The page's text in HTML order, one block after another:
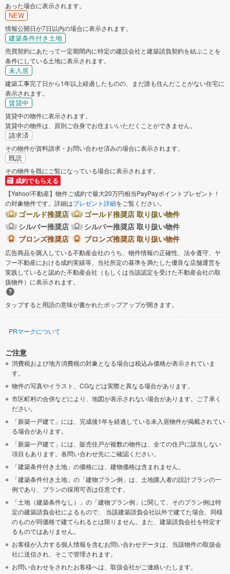
あった場合に表示されます。
NEW
情報公開日が7日以内の場合に表示されます。
建築条件付き土地
売買契約にあたって一定期間内に特定の建設会社と建築請負契約を結ぶことを
条件にしている土地に表示されます。
未入居
建築工事完了日から1年以上経過したものの、まだ誰も住んだことがない住宅に
表示されます。
賃貸中
賃貸中の物件に表示されます。
賃貸中の物件は、原則ご自身でお住まいいただくことができません。
請求済
その物件が資料請求・お問い合わせ済みの場合に表示されます。
既読
その物件を既にご覧になっている場合に表示されます。
成約でもらえる
【Yahoo!不動産】物件ご成約で最大20万円相当PayPayポイントプレゼント！
の対象物件です。詳細はプレゼント詳細をご覧ください。
ゴールド推奨店
ゴールド推奨店 取り扱い物件
シルバー推奨店
シルバー推奨店 取り扱い物件
ブロンズ推奨店
ブロンズ推奨店 取り扱い物件
広告商品を購入している不動産会社のうち、物件情報の正確性、法令遵守、ヤ
フー不動産における成約実績等、当社所定の基準を満たした優良な店舗運営を
実践していると認めた不動産会社（もしくは当該認定を受けた不動産会社の取
扱物件）に表示されます。
タップすると用語の意味が書かれたポップアップが開きます。
PRマークについて
ご注意
消費税および地方消費税の対象となる場合は税込み価格が表示されていま
す。
物件の写真やイラスト、CGなどは実際と異なる場合があります。
市区町村の合併などにより、地図が表示されない場合があります。ご了承く
ださい。
「新築一戸建て」には、完成後1年を経過している未入居物件が掲載されてい
る場合があります。
「新築一戸建て」には、販売住戸が複数の物件は、全ての住戸に該当しない
項目もあります。各問い合わせ先にご確認ください。
「建築条件付き土地」の価格には、建物価格は含まれません。
「建築条件付き土地」の「建物プラン例」は、土地購入者の設計プランの一
例であり、プランの採用可否は任意です。
「土地（建築条件なし）」の「建物プラン例」に関して、そのプラン例は特
定の建築請負会社によるもので、 当該建築請負会社以外で建てた場合、同様
のものが同価格で建てられるとは限りません。また、建築請負会社を特定す
るものではありません。
お客様が入力する個人情報を含むお問い合わせデータは、当該物件の取扱会
社に送信され、そこで管理されます。
お問い合わせをされたお客様へは、取扱会社がご連絡いたします。